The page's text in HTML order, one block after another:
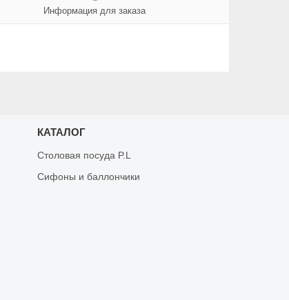
Информация для заказа
КАТАЛОГ
Столовая посуда P.L
Сифоны и баллончики